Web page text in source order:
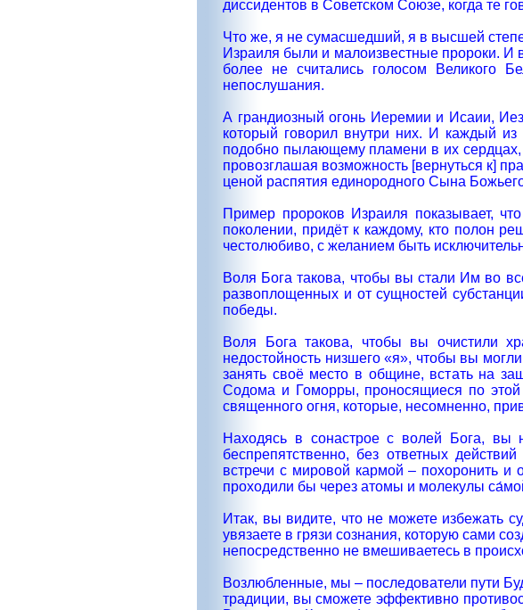
диссидентов в Советском Союзе, когда те
Что же, я не сумасшедший, я в высшей
Израиля были и малоизвестные пророки. И
более не считались голосом Великого
непослушания.
А грандиозный огонь Иеремии и Исаии,
который говорил внутри них. И каждый
подобно пылающему пламени в их сердцах,
провозглашая возможность [вернуться к]
ценой распятия единородного Сына
Пример пророков Израиля показывает,
поколении, придёт к каждому, кто полон
честолюбиво, с желанием быть
Воля Бога такова, чтобы вы стали Им во
развоплощенных и от сущностей
победы.
Воля Бога такова, чтобы вы очистили
недостойность низшего «я», чтобы вы
занять своё место в общине, встать на
Содома и Гоморры, проносящиеся по
священного огня, которые, несомненно,
Находясь в сонастрое с волей Бога, вы
беспрепятственно, без ответных
встречи с мировой кармой – похоронить и
проходили бы через атомы и молекулы
Итак, вы видите, что не можете избежать
увязаете в грязи сознания, которую сами
непосредственно не вмешиваетесь в
Возлюбленные, мы – последователи пути
традиции, вы сможете эффективно